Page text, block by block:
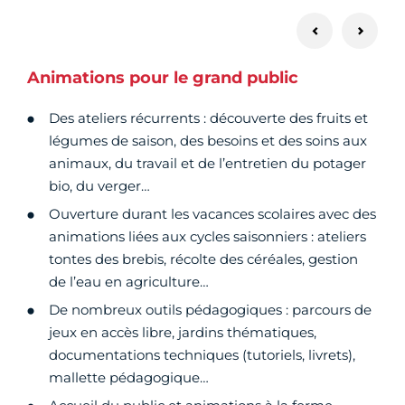
Animations pour le grand public
Des ateliers récurrents : découverte des fruits et
légumes de saison, des besoins et des soins aux
animaux, du travail et de l’entretien du potager
bio, du verger…
Ouverture durant les vacances scolaires avec des
animations liées aux cycles saisonniers : ateliers
tontes des brebis, récolte des céréales, gestion
de l’eau en agriculture…
De nombreux outils pédagogiques : parcours de
jeux en accès libre, jardins thématiques,
documentations techniques (tutoriels, livrets),
mallette pédagogique…